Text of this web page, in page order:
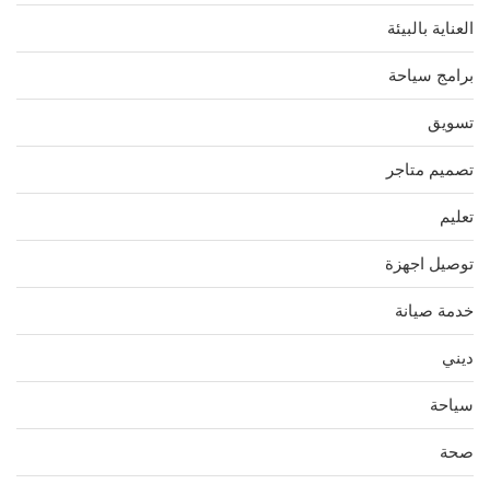
العناية بالبيئة
برامج سياحة
تسويق
تصميم متاجر
تعليم
توصيل اجهزة
خدمة صيانة
ديني
سياحة
صحة